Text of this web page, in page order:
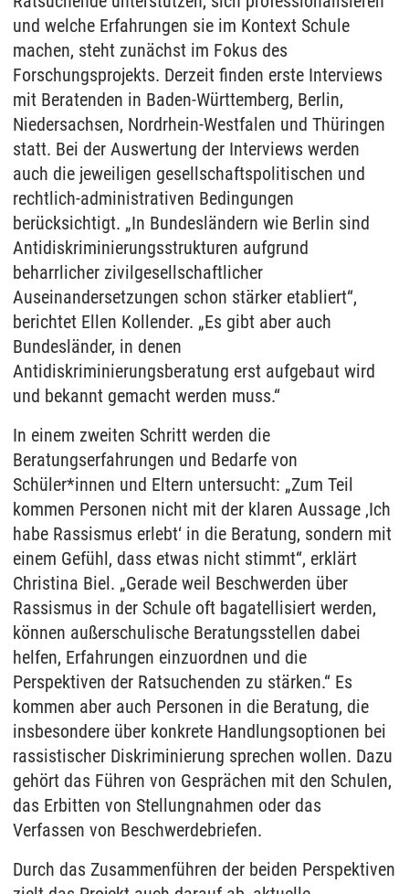
und welche Erfahrungen sie im Kontext Schule
machen, steht zunächst im Fokus des
Forschungsprojekts. Derzeit finden erste Interviews
mit Beratenden in Baden-Württemberg, Berlin,
Niedersachsen, Nordrhein-Westfalen und Thüringen
statt. Bei der Auswertung der Interviews werden
auch die jeweiligen gesellschaftspolitischen und
rechtlich-administrativen Bedingungen
berücksichtigt. „In Bundesländern wie Berlin sind
Antidiskriminierungsstrukturen aufgrund
beharrlicher zivilgesellschaftlicher
Auseinandersetzungen schon stärker etabliert“,
berichtet Ellen Kollender. „Es gibt aber auch
Bundesländer, in denen
Antidiskriminierungsberatung erst aufgebaut wird
und bekannt gemacht werden muss.“
In einem zweiten Schritt werden die
Beratungserfahrungen und Bedarfe von
Schüler*innen und Eltern untersucht: „Zum Teil
kommen Personen nicht mit der klaren Aussage ‚Ich
habe Rassismus erlebt‘ in die Beratung, sondern mit
einem Gefühl, dass etwas nicht stimmt“, erklärt
Christina Biel. „Gerade weil Beschwerden über
Rassismus in der Schule oft bagatellisiert werden,
können außerschulische Beratungsstellen dabei
helfen, Erfahrungen einzuordnen und die
Perspektiven der Ratsuchenden zu stärken.“ Es
kommen aber auch Personen in die Beratung, die
insbesondere über konkrete Handlungsoptionen bei
rassistischer Diskriminierung sprechen wollen. Dazu
gehört das Führen von Gesprächen mit den Schulen,
das Erbitten von Stellungnahmen oder das
Verfassen von Beschwerdebriefen.
Durch das Zusammenführen der beiden Perspektiven